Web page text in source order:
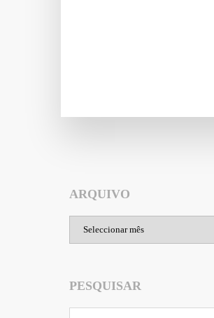
ARQUIVO
Arquivo
PESQUISAR